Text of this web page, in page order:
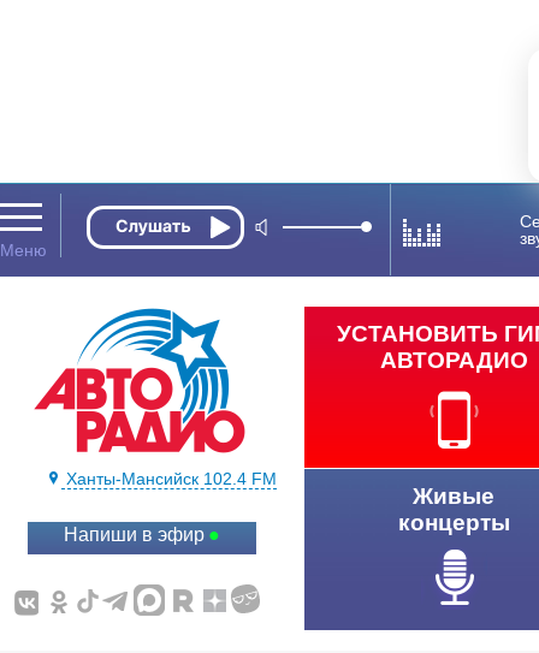
Ханты-Мансийск 102.4 FM
Напиши в эфир
УСТАНОВИТЬ
АВТОРАДИО
Живые
концерты